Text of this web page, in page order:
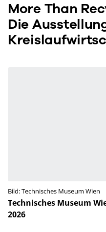
More Than
Die
Bild: Technisches Museum Wien
Technisches Museum
2026